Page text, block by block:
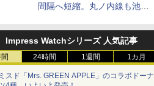
間隔へ短縮。丸ノ内線も池袋
Impress Watchシリーズ 人気記事
24時間 1週間 1カ月
スド「Mrs. GREEN APPLE」のコラボドーナ